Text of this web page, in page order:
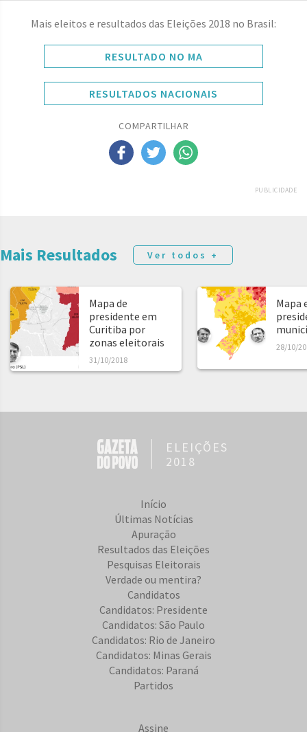
Mais eleitos e resultados das Eleições 2018 no Brasil:
RESULTADO NO MA
RESULTADOS NACIONAIS
COMPARTILHAR
PUBLICIDADE
Mais Resultados Ver todos +
Mapa de
presidente em
Curitiba por
zonas eleitorais
31/10/2018
Mapa
28/10/
ELEIÇÕES
2018
Início
Últimas Notícias
Apuração
Resultados das Eleições
Pesquisas Eleitorais
Verdade ou mentira?
Candidatos
Candidatos: Presidente
Candidatos: São Paulo
Candidatos: Rio de Janeiro
Candidatos: Minas Gerais
Candidatos: Paraná
Partidos
Assine